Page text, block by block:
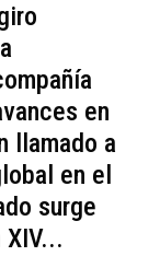
en
llamado a
en el
surge